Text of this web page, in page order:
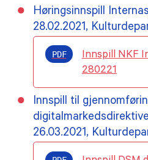
Høringsinnspill
28.02.2021,
PDF
Innspill NKF
280221
Innspill til
26.03.2021,